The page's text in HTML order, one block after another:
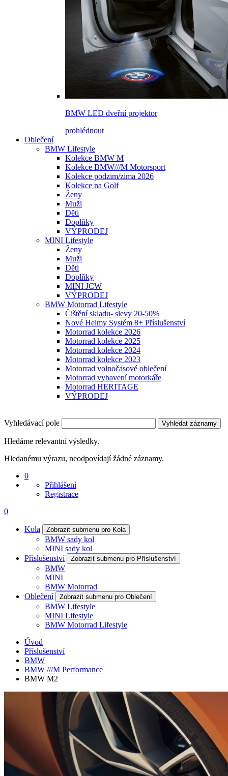
BMW LED dveřní projektor
prohlédnout
Oblečení
BMW Lifestyle
Kolekce BMW M
Kolekce BMW///M Motorsport
Kolekce podzim/zima 2026
Kolekce na Golf
Ženy
Muži
Děti
Doplňky
VÝPRODEJ
MINI Lifestyle
Ženy
Muži
Děti
Doplňky
MINI JCW
VÝPRODEJ
BMW Motorrad Lifestyle
Čištění skladu- slevy 20-50%
Nové Helmy Systém 8+ Příslušenství
Motorrad kolekce 2026
Motorrad kolekce 2025
Motorrad kolekce 2024
Motorrad kolekce 2023
Motorrad volnočasové oblečení
Motorrad vybavení motorkáře
Motorrad HERITAGE
VÝPRODEJ
Vyhledávací pole Vyhledat záznamy
Hledáme relevantní výsledky.
Hledanému výrazu, neodpovídají žádné záznamy.
0
Přihlášení
Registrace
0
Kola Zobrazit submenu pro Kola
BMW sady kol
MINI sady kol
Příslušenství
Zobrazit submenu pro Příslušenství
BMW
MINI
BMW Motorrad
Oblečení
Zobrazit submenu pro Oblečení
BMW Lifestyle
MINI Lifestyle
BMW Motorrad Lifestyle
Úvod
Příslušenství
BMW
BMW ///M Performance
BMW M2